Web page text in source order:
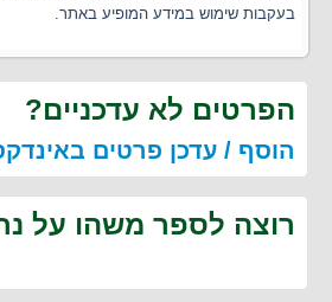
בעקבות שימוש במידע המופיע באתר.
הפרטים לא עדכניים?
הוסף / עדכן פרטים
רוצה לספר משהו על